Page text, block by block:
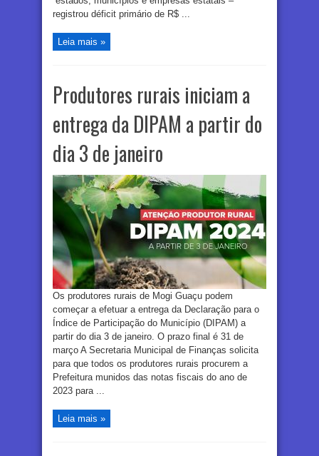
registrou déficit primário de R$ ...
Leia mais »
Produtores rurais iniciam a
entrega da DIPAM a partir do
dia 3 de janeiro
Os produtores rurais de Mogi Guaçu podem
começar a efetuar a entrega da Declaração para o
Índice de Participação do Município (DIPAM) a
partir do dia 3 de janeiro. O prazo final é 31 de
março A Secretaria Municipal de Finanças solicita
para que todos os produtores rurais procurem a
Prefeitura munidos das notas fiscais do ano de
2023 para ...
Leia mais »